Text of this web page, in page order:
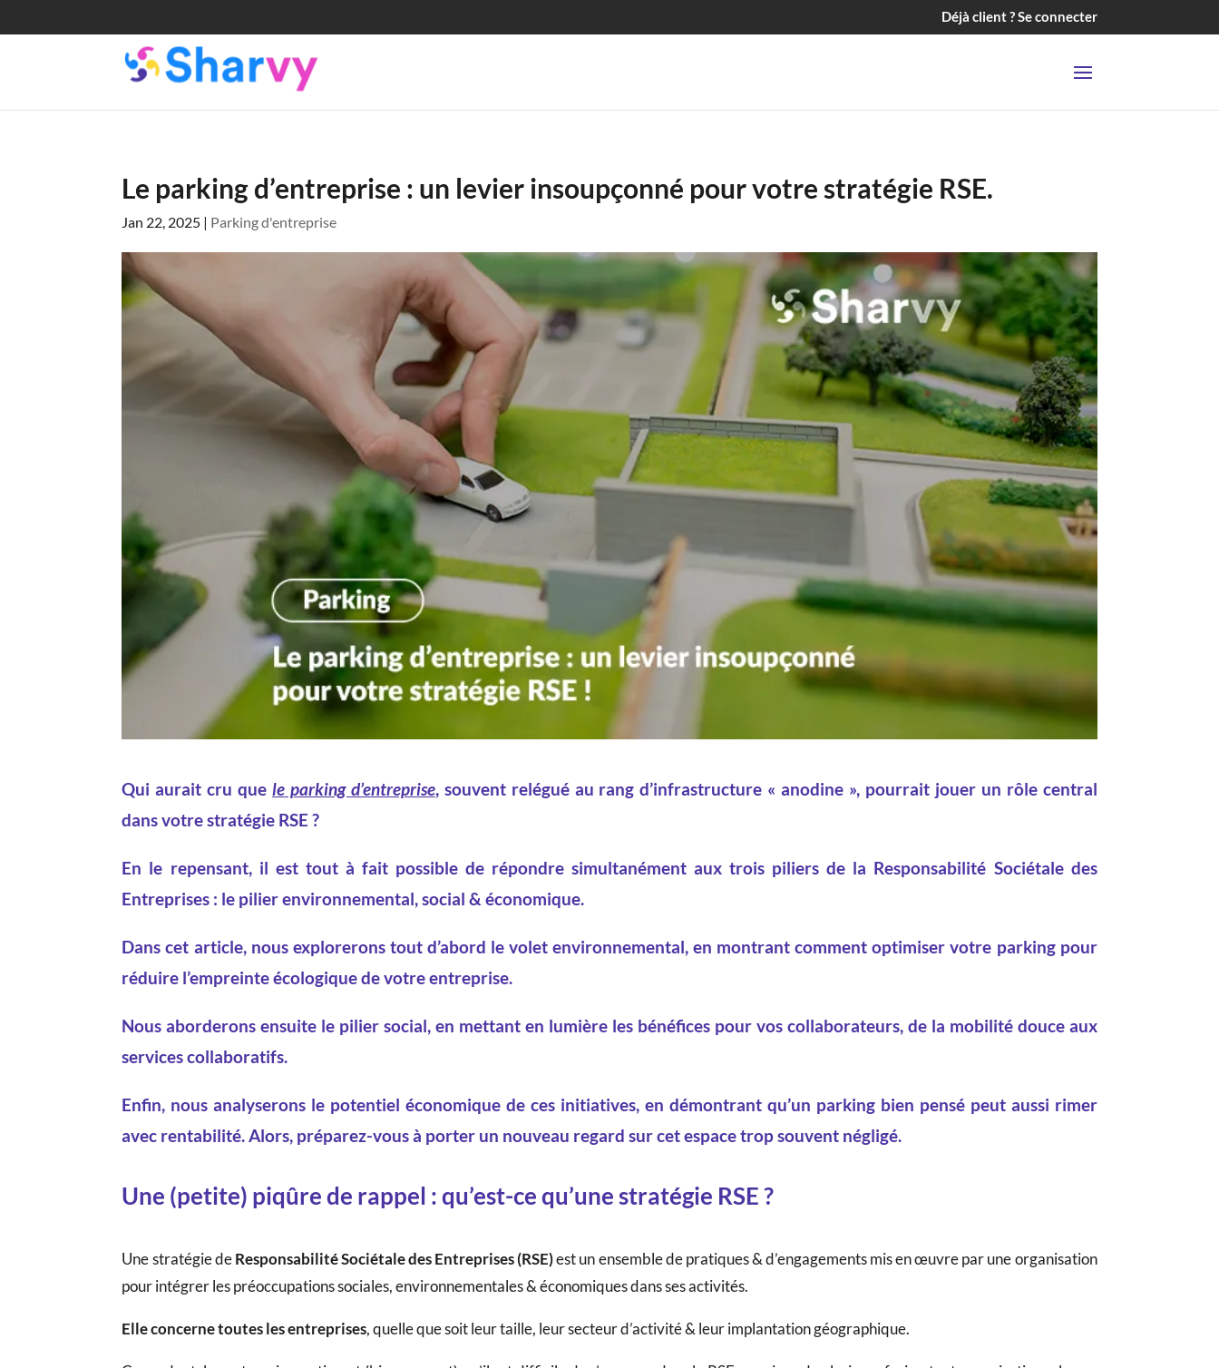
Déjà client ? Se connecter
Le parking d’entreprise : un levier insoupçonné pour votre stratégie RSE.
Jan 22, 2025 | Parking d'entreprise
Qui aurait cru quele parking d’entreprise, souvent relégué au rang d’infrastructure « anodine », pourrait jouer un rôle central
dans votre stratégie RSE ?
En le repensant, il est tout à fait possible de répondre simultanément aux trois piliers de la Responsabilité Sociétale des
Entreprises : le pilier environnemental, social & économique.
Dans cet article, nous explorerons tout d’abord le volet environnemental, en montrant comment optimiser votre parking pour
réduire l’empreinte écologique de votre entreprise.
Nous aborderons ensuite le pilier social, en mettant en lumière les bénéfices pour vos collaborateurs, de la mobilité douce aux
services collaboratifs.
Enfin, nous analyserons le potentiel économique de ces initiatives, en démontrant qu’un parking bien pensé peut aussi rimer
avec rentabilité. Alors, préparez-vous à porter un nouveau regard sur cet espace trop souvent négligé.
Une (petite) piqûre de rappel : qu’est-ce qu’une stratégie RSE ?
Une stratégie deResponsabilité Sociétale des Entreprises (RSE)est un ensemble de pratiques & d’engagements mis en œuvre par une organisation
pour intégrer les préoccupations sociales, environnementales & économiques dans ses activités.
Elle concerne toutes les entreprises, quelle que soit leur taille, leur secteur d’activité & leur implantation géographique.